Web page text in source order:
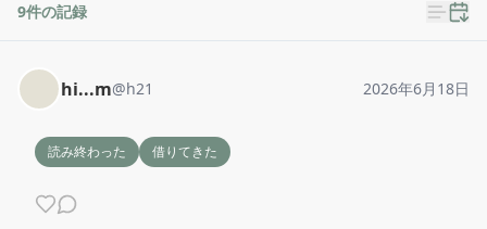
9件の記録
hi...m@h21 2026年6月18日
読み終わった 借りてきた